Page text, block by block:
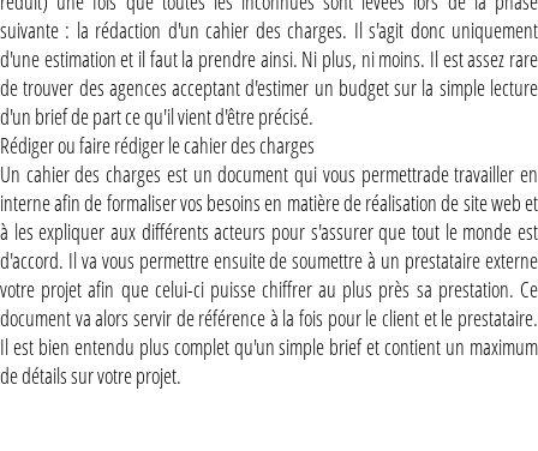
suivante : la rédaction d'un cahier des charges. Il s'agit donc uniquement
d'une estimation et il faut la prendre ainsi. Ni plus, ni moins. Il est assez rare
de trouver des agences acceptant d'estimer un budget sur la simple lecture
d'un brief de part ce qu'il vient d'être précisé.
Rédiger ou faire rédiger le cahier des charges
Un cahier des charges est un document qui vous permettrade travailler en
interne afin de formaliser vos besoins en matière de réalisation de site web et
à les expliquer aux différents acteurs pour s'assurer que tout le monde est
d'accord. Il va vous permettre ensuite de soumettre à un prestataire externe
votre projet afin que celui-ci puisse chiffrer au plus près sa prestation. Ce
document va alors servir de référence à la fois pour le client et le prestataire.
Il est bien entendu plus complet qu'un simple brief et contient un maximum
de détails sur votre projet.